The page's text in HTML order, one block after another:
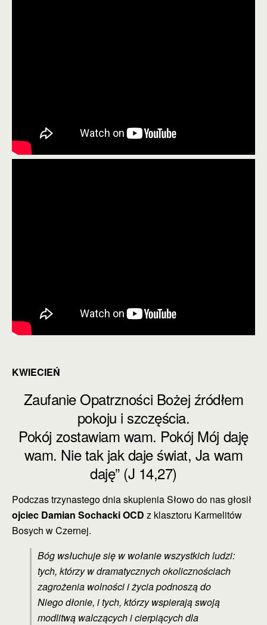
KWIECIEŃ
Zaufanie Opatrzności Bożej źródłem
pokoju i szczęścia.
Pokój zostawiam wam. Pokój Mój daję
wam. Nie tak jak daje świat, Ja wam
daję” (J 14,27)
Podczas trzynastego dnia skupienia Słowo do nas głosił
ojciec Damian Sochacki OCD z klasztoru Karmelitów
Bosych w Czernej.
Bóg wsłuchuje się w wołanie wszystkich ludzi:
tych, którzy w dramatycznych okolicznościach
zagrożenia wolności i życia podnoszą do
Niego dłonie, i tych, którzy wspierają swoją
modlitwą walczących i cierpiących dla